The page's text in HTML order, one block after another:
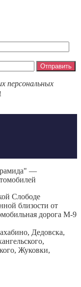
персональных
—
Слободе
близости от
дорога М-9
Дедовска,
Жуковки,